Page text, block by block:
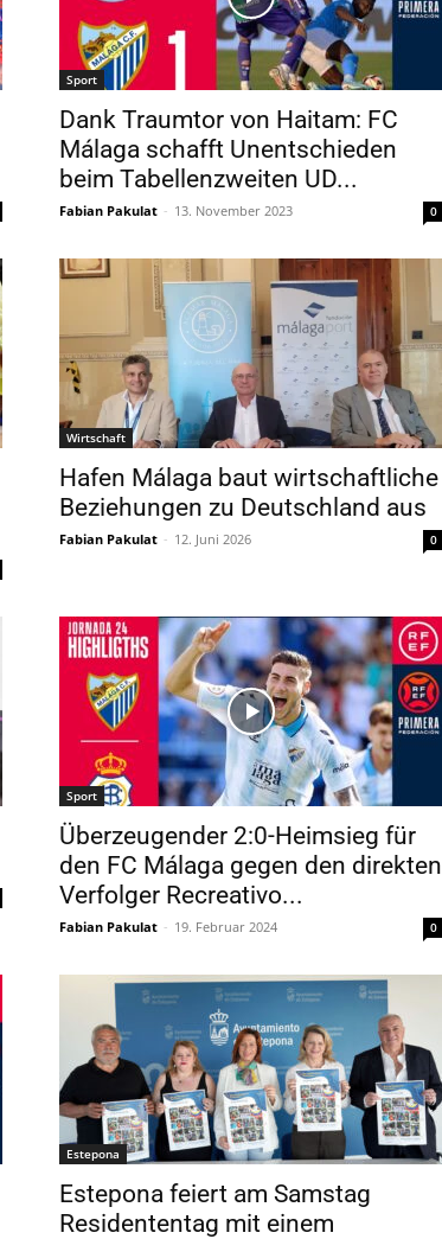
Sport
Dank Traumtor von Haitam: FC
Málaga schafft Unentschieden
beim Tabellenzweiten UD...
Fabian Pakulat - 13. November 2023 0
Wirtschaft
Hafen Málaga baut wirtschaftliche
Beziehungen zu Deutschland aus
Fabian Pakulat - 12. Juni 2026 0
Sport
Überzeugender 2:0-Heimsieg für
den FC Málaga gegen den direkten
Verfolger Recreativo...
Fabian Pakulat - 19. Februar 2024 0
Estepona
Estepona feiert am Samstag
Residententag mit einem